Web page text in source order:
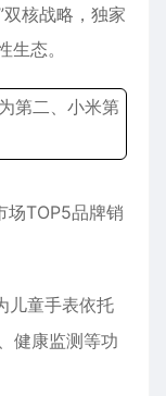
核战略，独家
态。
场TOP5品牌销
儿童手表依托
健康监测等功